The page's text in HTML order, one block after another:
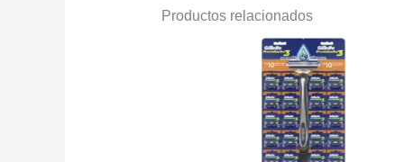
Productos relacionados